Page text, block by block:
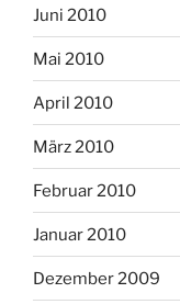
Juni 2010
Mai 2010
April 2010
März 2010
Februar 2010
Januar 2010
Dezember 2009